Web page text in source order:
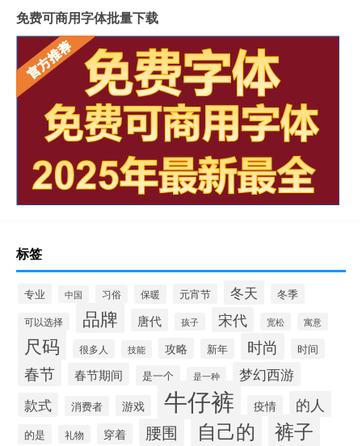
免费可商用字体批量下载
标签
专业 中国 习俗 保暖 元宵节 冬天 冬季
可以选择 品牌 唐代 孩子 宋代 宽松 寓意
尺码 很多人 技能 攻略 新年 时尚 时间
春节 春节期间 是一个 是一种
梦幻西游
款式
消费者 游戏 牛仔裤 疫情 的人
的是 礼物 穿着 腰围 自己的 裤子